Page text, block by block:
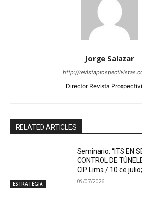
Jorge Salazar
http://
Director Revista
RELATED ARTICLES
ESTRATÉGIA
Seminario: “ITS EN
CONTROL DE
CIP Lima / 10 de
09/07/2026